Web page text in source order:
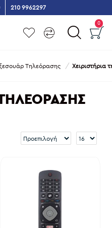
210 9962297
0
Τηλεόρασης Χειριστήρια